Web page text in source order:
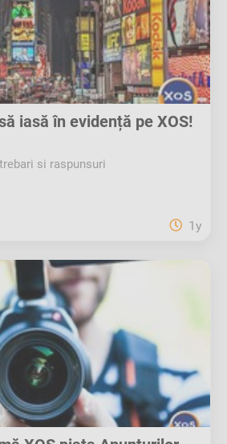
iasă în evidență pe XOS!
si raspunsuri
1y